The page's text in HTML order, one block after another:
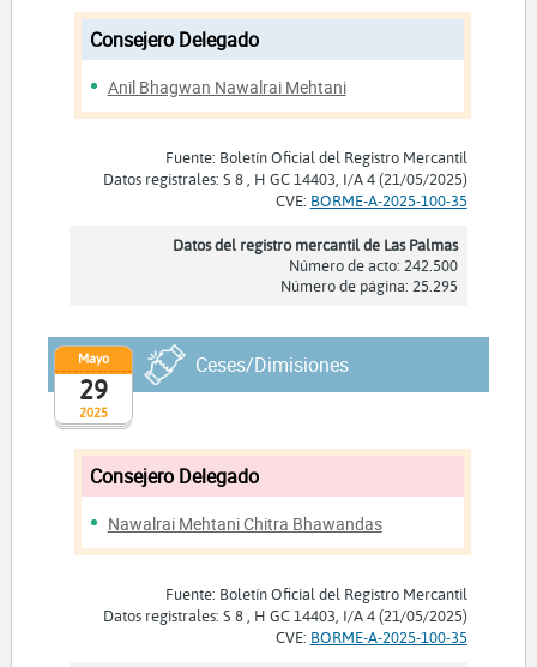
Consejero Delegado
Anil Bhagwan Nawalrai Mehtani
Fuente: Boletín Oficial del Registro Mercantil
Datos registrales: S 8 , H GC 14403, I/A 4 (21/05/2025)
CVE: BORME-A-2025-100-35
Datos del registro mercantil de Las Palmas
Número de acto: 242.500
Número de página: 25.295
2025
Mayo
29
Ceses/Dimisiones
Consejero Delegado
Nawalrai Mehtani Chitra Bhawandas
Fuente: Boletín Oficial del Registro Mercantil
Datos registrales: S 8 , H GC 14403, I/A 4 (21/05/2025)
CVE: BORME-A-2025-100-35